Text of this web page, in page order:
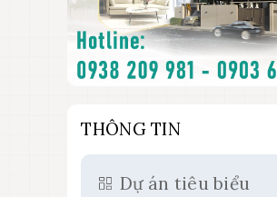
THÔNG TIN
Dự án tiêu biểu